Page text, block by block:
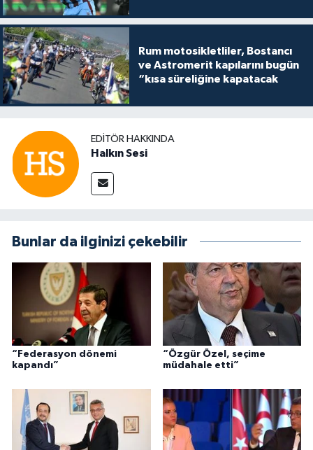
Rum motosikletliler, Bostancı
ve Astromerit kapılarını bugün
“kısa süreliğine kapatacak
EDITÖR HAKKINDA
Halkın Sesi
Bunlar da ilginizi çekebilir
“Federasyon dönemi
kapandı”
“Özgür Özel, seçime
müdahale etti”